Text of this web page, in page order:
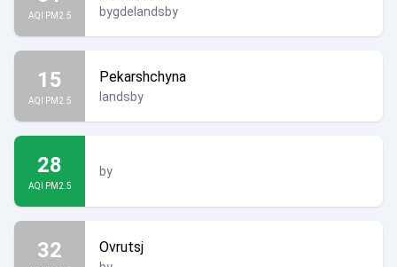
AQI PM2.5 bygdelandsby
15
AQI PM2.5
Pekarshchyna
landsby
28
AQI PM2.5
by
32 Ovrutsj